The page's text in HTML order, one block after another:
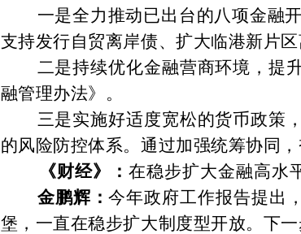
一是全力推动已出台的八项金融
支持发行自贸离岸债、扩大临港新片
二是持续优化金融营商环境，提
融管理办法》。
三是实施好适度宽松的货币政策
的风险防控体系。通过加强统筹协同
《财经》： 在稳步扩大金融高水
金鹏辉：今年政府工作报告提出
堡，一直在稳步扩大制度型开放。下